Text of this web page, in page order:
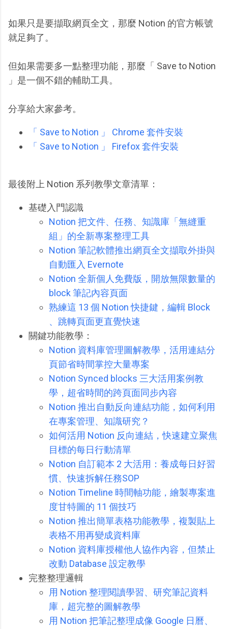
如果只是要擷取網頁全文，那麼 Notion 的官方帳號
就足夠了。
但如果需要多一點整理功能，那麼「 Save to Notion
」是一個不錯的輔助工具。
分享給大家參考。
「 Save to Notion 」 Chrome 套件安裝
「 Save to Notion 」 Firefox 套件安裝
最後附上 Notion 系列教學文章清單：
基礎入門認識
Notion 把文件、任務、知識庫「無縫重
組」的全新專案整理工具
Notion 筆記軟體推出網頁全文擷取外掛與
自動匯入 Evernote
Notion 全新個人免費版，開放無限數量的
block 筆記內容頁面
熟練這 13 個 Notion 快捷鍵，編輯 Block
、跳轉頁面更直覺快速
關鍵功能教學：
Notion 資料庫管理圖解教學，活用連結分
頁節省時間掌控大量專案
Notion Synced blocks 三大活用案例教
學，超省時間的跨頁面同步內容
Notion 推出自動反向連結功能，如何利用
在專案管理、知識研究？
如何活用 Notion 反向連結，快速建立聚焦
目標的每日行動清單
Notion 自訂範本 2 大活用：養成每日好習
慣、快速拆解任務SOP
Notion Timeline 時間軸功能，繪製專案進
度甘特圖的 11 個技巧
Notion 推出簡單表格功能教學，複製貼上
表格不用再變成資料庫
Notion 資料庫授權他人協作內容，但禁止
改動 Database 設定教學
完整整理邏輯
用 Notion 整理閱讀學習、研究筆記資料
庫，超完整的圖解教學
用 Notion 把筆記整理成像 Google 日曆、